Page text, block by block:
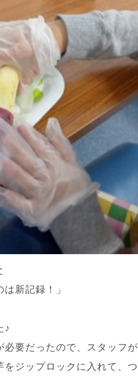
は新記録！」
♪
必要だったので、スタッフ
ジップロックに入れて、